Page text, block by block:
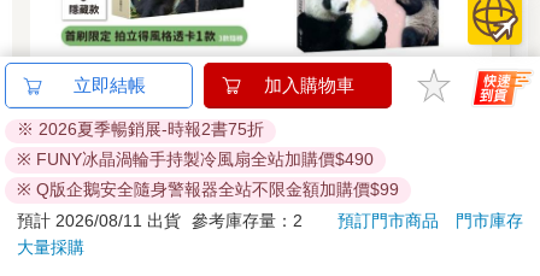
立即結帳 加入購物車
※ 2026夏季暢銷展-時報2書75折
※ FUNY冰晶渦輪手持製冷風扇全站加購價$490
※ Q版企鵝安全隨身警報器全站不限金額加購價$99
預計 2026/08/11 出貨 參考庫存量：2 預訂門市商品
門市庫存
大量採購